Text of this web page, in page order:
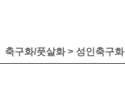
축구화/풋살화 > 성인축구화